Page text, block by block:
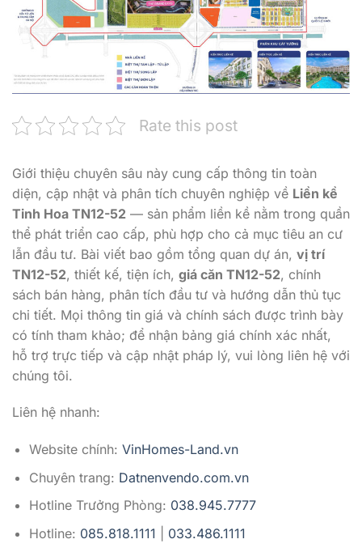
Rate this post
Giới thiệu chuyên sâu này cung cấp thông tin toàn
diện, cập nhật và phân tích chuyên nghiệp về Liền kề
Tinh Hoa TN12-52 — sản phẩm liền kề nằm trong quần
thể phát triển cao cấp, phù hợp cho cả mục tiêu an cư
lẫn đầu tư. Bài viết bao gồm tổng quan dự án, vị trí
TN12-52, thiết kế, tiện ích, giá căn TN12-52, chính
sách bán hàng, phân tích đầu tư và hướng dẫn thủ tục
chi tiết. Mọi thông tin giá và chính sách được trình bày
có tính tham khảo; để nhận bảng giá chính xác nhất,
hỗ trợ trực tiếp và cập nhật pháp lý, vui lòng liên hệ với
chúng tôi.
Liên hệ nhanh:
Website chính: VinHomes-Land.vn
Chuyên trang: Datnenvendo.com.vn
Hotline Trưởng Phòng: 038.945.7777
Hotline: 085.818.1111
033.486.1111